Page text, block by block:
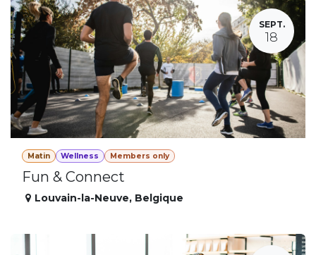
SEPT.
18
Matin Wellness Members only
Fun & Connect
Louvain-la-Neuve, Belgique